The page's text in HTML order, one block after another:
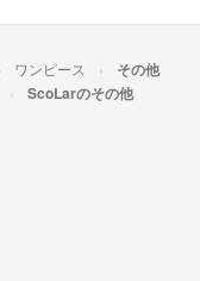
ワンピース その他
ScoLarのその他